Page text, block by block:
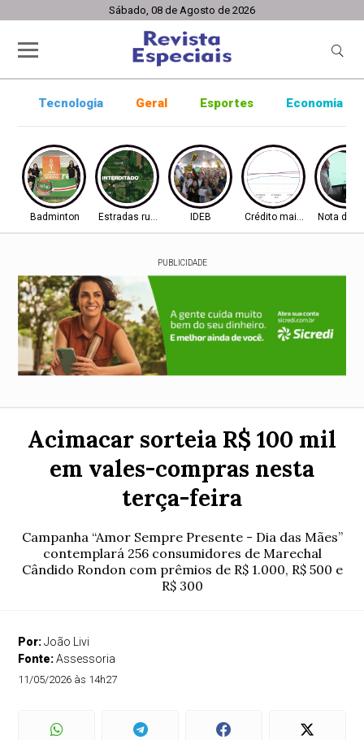
Sábado, 08 de Agosto de 2026
Tecnologia Geral Esportes Economia
Badminton Estradas rurais IDEB Crédito mais difícilNota do
PUBLICIDADE
Acimacar sorteia R$ 100 mil
em vales-compras nesta
terça-feira
Campanha “Amor Sempre Presente - Dia das Mães”
contemplará 256 consumidores de Marechal
Cândido Rondon com prêmios de R$ 1.000, R$ 500 e
R$ 300
Por:João Livi
Fonte:Assessoria
11/05/2026 às 14h27